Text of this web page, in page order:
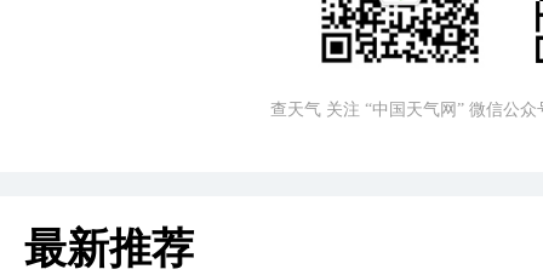
查天气 关注 “中国天气网” 微信公众
最新推荐